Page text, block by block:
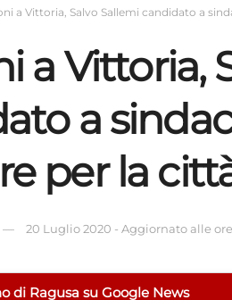
a Vittoria, Salvo Sallemi candidato a
a Vittoria,
a
per la
20 Luglio 2020 - Aggiornato alle ore
di Ragusa su Google News